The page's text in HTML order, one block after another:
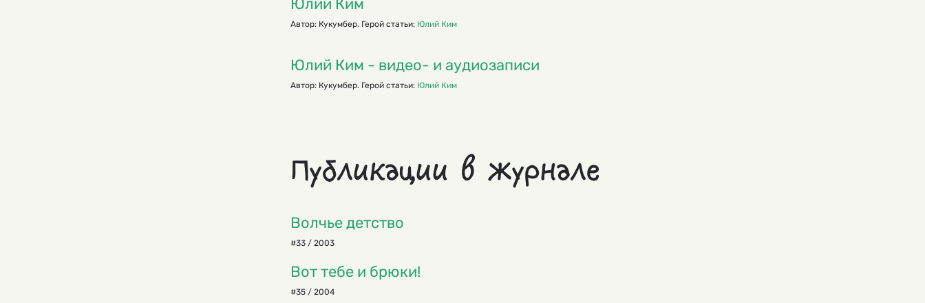
Юлий Ким
Автор: Кукумбер. Герой статьи: Юлий Ким
Юлий Ким - видео- и аудиозаписи
Автор: Кукумбер. Герой статьи: Юлий Ким
Публикации в журнале
Волчье детство
#33 / 2003
Вот тебе и брюки!
#35 / 2004